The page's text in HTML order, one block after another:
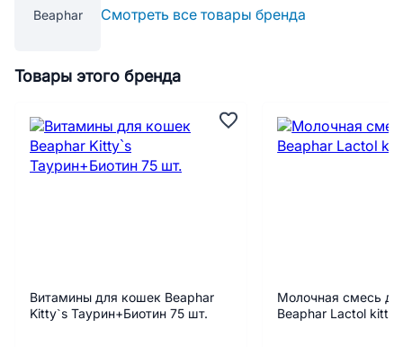
Beaphar Смотреть все товары бренда
Товары этого бренда
Витамины для кошек Beaphar
Kitty`s Таурин+Биотин 75 шт.
Молочная смесь
Beaphar Lactol kitty